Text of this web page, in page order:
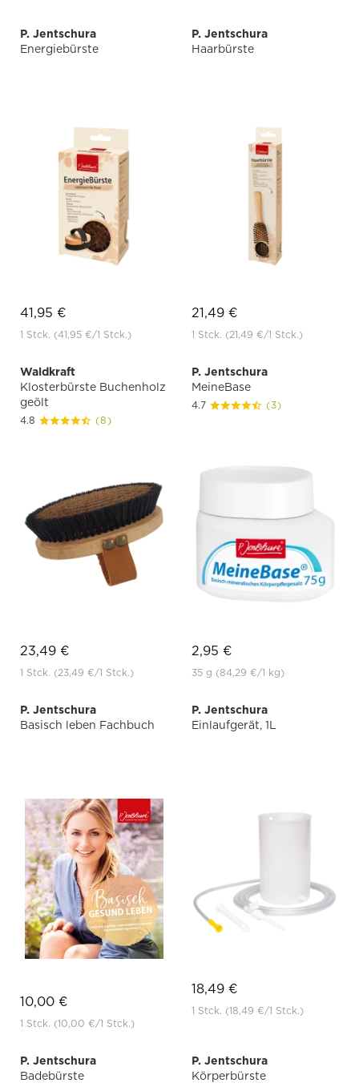
P. Jentschura
Energiebürste
41,95 €
1 Stck. (41,95 €/1 Stck.)
P. Jentschura
Haarbürste
21,49 €
1 Stck. (21,49 €/1 Stck.)
Waldkraft
Klosterbürste Buchenholz
geölt
4.8 (8)
23,49 €
1 Stck. (23,49 €/1 Stck.)
P. Jentschura
MeineBase
4.7 (3)
2,95 €
35 g (84,29 €/1 kg)
P. Jentschura
Basisch leben Fachbuch
10,00 €
1 Stck. (10,00 €/1 Stck.)
P. Jentschura
Einlaufgerät, 1L
18,49 €
1 Stck. (18,49 €/1 Stck.)
P. Jentschura
Badebürste
P. Jentschura
Körperbürste